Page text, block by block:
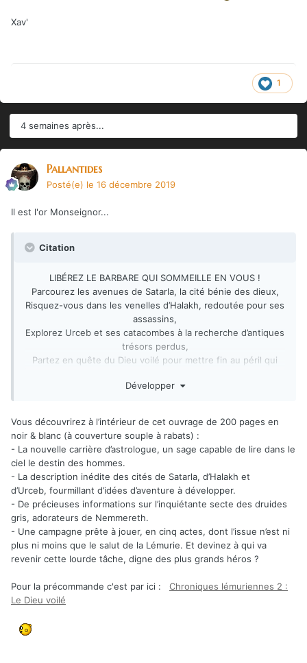
Xav'
1
4 semaines après...
Pallantides
Posté(e) le 16 décembre 2019
Il est l'or Monseignor...
Citation
LIBÉREZ LE BARBARE QUI SOMMEILLE EN VOUS !
Parcourez les avenues de Satarla, la cité bénie des dieux,
Risquez-vous dans les venelles d’Halakh, redoutée pour ses
assassins,
Explorez Urceb et ses catacombes à la recherche d’antiques
trésors perdus,
Partez en quête du Dieu voilé pour mettre fin au péril qui
Les astres vous seront-ils favorables ?
Développer
Vous découvrirez à l’intérieur de cet ouvrage de 200 pages en
noir & blanc (à couverture souple à rabats) :
- La nouvelle carrière d’astrologue, un sage capable de lire dans le
ciel le destin des hommes.
- La description inédite des cités de Satarla, d’Halakh et
d’Urceb, fourmillant d’idées d’aventure à développer.
- De précieuses informations sur l’inquiétante secte des druides
gris, adorateurs de Nemmereth.
- Une campagne prête à jouer, en cinq actes, dont l’issue n’est ni
plus ni moins que le salut de la Lémurie. Et devinez à qui va
revenir cette lourde tâche, digne des plus grands héros ?
Pour la précommande c'est par ici : Chroniques lémuriennes 2 :
Le Dieu voilé